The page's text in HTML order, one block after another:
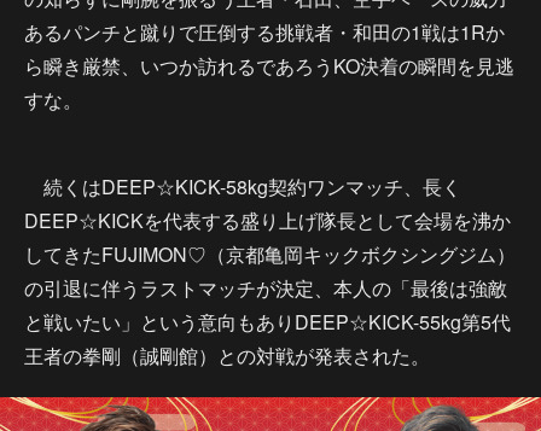
あるパンチと蹴りで圧倒する挑戦者・和田の1戦は1Rか
ら瞬き厳禁、いつか訪れるであろうKO決着の瞬間を見逃
すな。
続くはDEEP☆KICK-58kg契約ワンマッチ、長く
DEEP☆KICKを代表する盛り上げ隊長として会場を沸か
してきたFUJIMON♡（京都亀岡キックボクシングジム）
の引退に伴うラストマッチが決定、本人の「最後は強敵
と戦いたい」という意向もありDEEP☆KICK-55kg第5代
王者の拳剛（誠剛館）との対戦が発表された。